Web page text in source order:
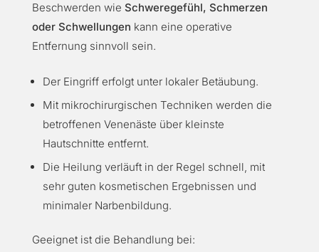
Beschwerden wie Schweregefühl, Schmerzen
oder Schwellungen kann eine operative
Entfernung sinnvoll sein.
Der Eingriff erfolgt unter lokaler Betäubung.
Mit mikrochirurgischen Techniken werden die
betroffenen Venenäste über kleinste
Hautschnitte entfernt.
Die Heilung verläuft in der Regel schnell, mit
sehr guten kosmetischen Ergebnissen und
minimaler Narbenbildung.
Geeignet ist die Behandlung bei: